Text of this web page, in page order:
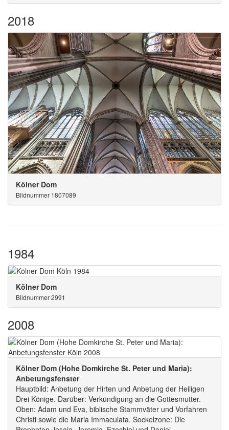
2018
Kölner Dom
Bildnummer 1807089
1984
Kölner Dom
Bildnummer 2991
2008
Kölner Dom (Hohe Domkirche St. Peter und Maria):
Anbetungsfenster
Hauptbild: Anbetung der Hirten und Anbetung der Heiligen
Drei Könige. Darüber: Verkündigung an die Gottesmutter.
Oben: Adam und Eva, biblische Stammväter und Vorfahren
Christi sowie die Maria Immaculata. Sockelzone: Die